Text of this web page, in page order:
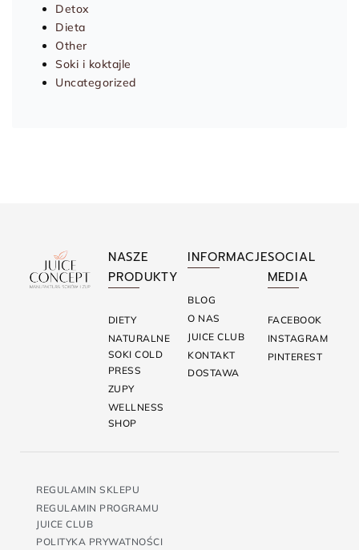
Detox
Dieta
Other
Soki i koktajle
Uncategorized
NASZE
PRODUKTY
DIETY
NATURALNE
SOKI COLD
PRESS
ZUPY
WELLNESS
SHOP
INFORMACJE
BLOG
O NAS
JUICE CLUB
KONTAKT
DOSTAWA
SOCIAL
MEDIA
FACEBOOK
INSTAGRAM
PINTEREST
REGULAMIN SKLEPU
REGULAMIN PROGRAMU
JUICE CLUB
POLITYKA PRYWATNOŚCI